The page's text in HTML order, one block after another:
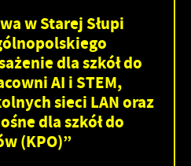
w Starej Słupi
dla szkół do
AI i STEM,
sieci LAN oraz
dla szkół do
(KPO)”